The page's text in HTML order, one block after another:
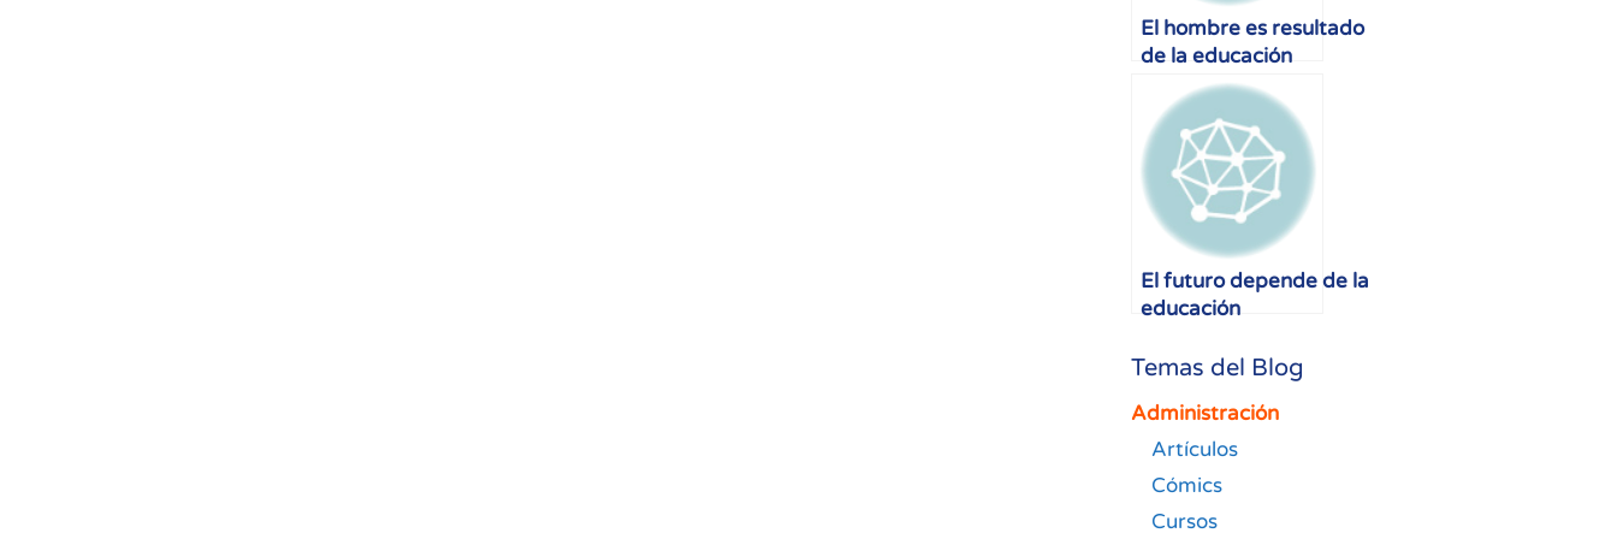
El hombre es resultado
de la educación
El futuro depende de la
educación
Temas del Blog
Administración
Artículos
Cómics
Cursos